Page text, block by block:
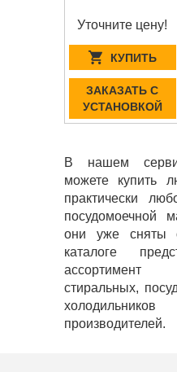
Уточните цену!
КУПИТЬ
ЗАКАЗАТЬ С
УСТАНОВКОЙ
В нашем
можете купить
практически
посудомоечной
они уже сняты
каталоге
ассортимент
стиральных,
холодильников
производителей.